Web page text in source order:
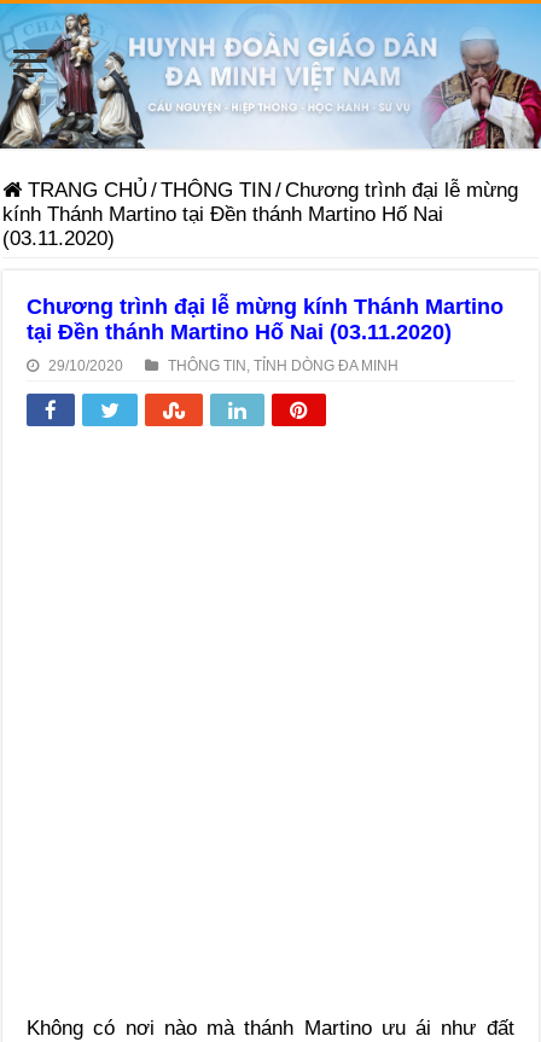
TRANG CHỦ /THÔNG TIN /Chương trình đại lễ mừng
kính Thánh Martino tại Đền thánh Martino Hố Nai
(03.11.2020)
Chương trình đại lễ mừng kính Thánh Martino
tại Đền thánh Martino Hố Nai (03.11.2020)
29/10/2020 THÔNG TIN ,TỈNH DÒNG ĐA MINH
Không có nơi nào mà thánh Martino ưu ái như đất